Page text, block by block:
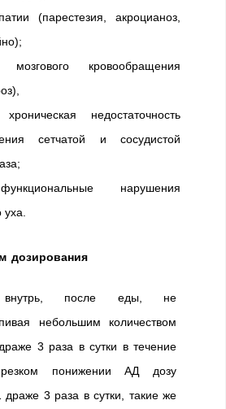
(парестезия, акроцианоз,
мозгового кровообращения
недостаточность
сетчатой и сосудистой
нарушения
дозирования
внутрь, после еды, не
небольшим количеством
3 раза в сутки в течение
понижении АД дозу
3 раза в сутки, такие же